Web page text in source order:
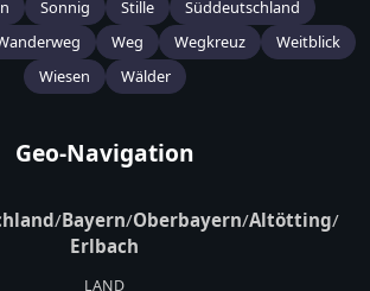
Sonnig Stille
Süddeutschland
Weg Wegkreuz
Weitblick
Wiesen
Wälder
Geo-Navigation
/Bayern/Oberbayern/Altötting/
Erlbach
LAND